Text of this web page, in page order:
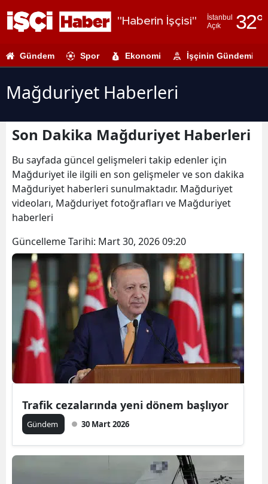
"Haberin İşçisi"
İstanbul
Açık
32°
Adıyaman
Amasya
Ankara
Antalya
Artvin
Balıkesir
Bingöl
Bolu
Bursa
Çankırı
Çorum
Gündem Spor Ekonomi İşçinin Gündemi
Mağduriyet Haberleri
Son Dakika Mağduriyet Haberleri
Bu sayfada güncel gelişmeleri takip edenler için
Mağduriyet ile ilgili en son gelişmeler ve son dakika
Mağduriyet haberleri sunulmaktadır. Mağduriyet
videoları, Mağduriyet fotoğrafları ve Mağduriyet
haberleri
Güncelleme Tarihi: Mart 30, 2026 09:20
Trafik cezalarında yeni dönem başlıyor
Gündem 30 Mart 2026